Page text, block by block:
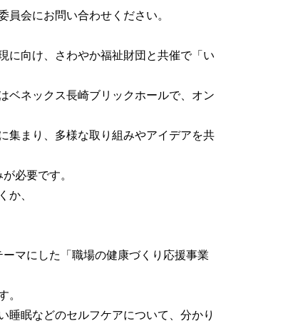
会にお問い合わせください。
に向け、さわやか福祉財団と共催で「い
ベネックス長崎ブリックホールで、オン
集まり、多様な取り組みやアイデアを共
必要です。
か、
マにした「職場の健康づくり応援事業
。
睡眠などのセルフケアについて、分かり